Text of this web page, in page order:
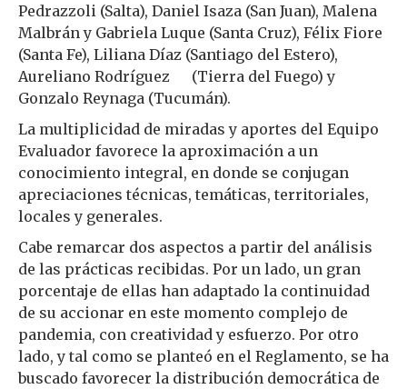
Pedrazzoli (Salta), Daniel Isaza (San Juan), Malena
Malbrán y Gabriela Luque (Santa Cruz), Félix Fiore
(Santa Fe), Liliana Díaz (Santiago del Estero),
Aureliano Rodríguez (Tierra del Fuego) y
Gonzalo Reynaga (Tucumán).
La multiplicidad de miradas y aportes del Equipo
Evaluador favorece la aproximación a un
conocimiento integral, en donde se conjugan
apreciaciones técnicas, temáticas, territoriales,
locales y generales.
Cabe remarcar dos aspectos a partir del análisis
de las prácticas recibidas. Por un lado, un gran
porcentaje de ellas han adaptado la continuidad
de su accionar en este momento complejo de
pandemia, con creatividad y esfuerzo. Por otro
lado, y tal como se planteó en el Reglamento, se ha
buscado favorecer la distribución democrática de